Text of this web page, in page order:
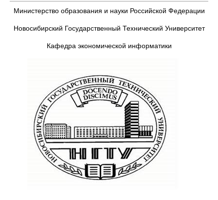
Министерство образования и науки Российской Федерации
Новосибирский Государственный Технический Университет
Кафедра экономической информатики